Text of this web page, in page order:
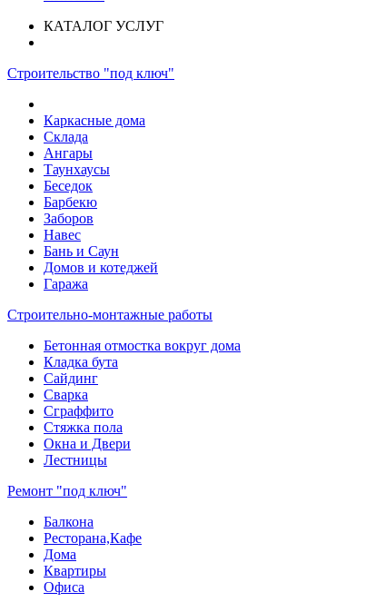
КАТАЛОГ УСЛУГ
Строительство "под ключ"
Каркасные дома
Склада
Ангары
Таунхаусы
Беседок
Барбекю
Заборов
Навес
Бань и Саун
Домов и котеджей
Гаража
Строительно-монтажные работы
Бетонная отмостка вокруг дома
Кладка бута
Сайдинг
Сварка
Сграффито
Стяжка пола
Окна и Двери
Лестницы
Ремонт "под ключ"
Балкона
Ресторана,Кафе
Дома
Квартиры
Офиса